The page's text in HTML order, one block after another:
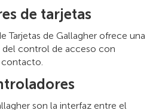
de tarjetas
Tarjetas de Gallagher ofrece una
del control de acceso con
contacto.
son la interfaz entre el